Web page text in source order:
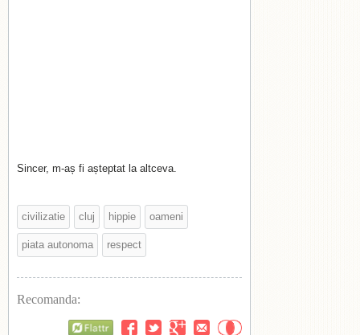
Sincer, m-aș fi așteptat la altceva.
civilizatie cluj hippie oameni
piata autonoma respect
Recomanda: